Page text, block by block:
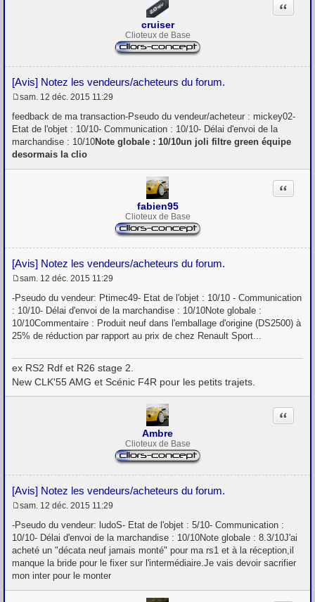
cruiser
Clioteux de Base
[Avis] Notez les vendeurs/acheteurs du forum.
Citation
e
s
s
a
g
sam. 12 déc. 2015 11:29
feedback de ma transaction-Pseudo du vendeur/acheteur : mickey02-
Etat de l'objet : 10/10- Communication : 10/10- Délai d'envoi de la
marchandise : 10/10Note globale : 10/10un joli filtre green équipe
desormais la clio
fabien95
Clioteux de Base
[Avis] Notez les vendeurs/acheteurs du forum.
Citation
e
s
s
a
g
sam. 12 déc. 2015 11:29
-Pseudo du vendeur: Ptimec49- Etat de l'objet : 10/10 - Communication
: 10/10- Délai d'envoi de la marchandise : 10/10Note globale :
10/10Commentaire : Produit neuf dans l'emballage d'origine (DS2500) à
25% de réduction par rapport au prix de chez Renault Sport...
ex RS2 Rdf et R26 stage 2.
New CLK'55 AMG et Scénic F4R pour les petits trajets.
Ambre
Clioteux de Base
[Avis] Notez les vendeurs/acheteurs du forum.
Citation
e
s
s
a
g
e
sam. 12 déc. 2015 11:29
-Pseudo du vendeur: ludoS- Etat de l'objet : 5/10- Communication :
10/10- Délai d'envoi de la marchandise : 10/10Note globale : 8.3/10J'ai
acheté un "décata neuf jamais monté" pour ma rs1 et à la réception,il
manque la bride pour le fixer sur l'intermédiaire.Je vais devoir sacrifier
mon inter pour le monter